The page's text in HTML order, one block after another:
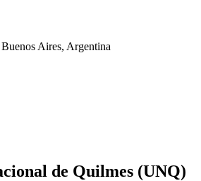
Aires, Argentina
de Quilmes (UNQ)